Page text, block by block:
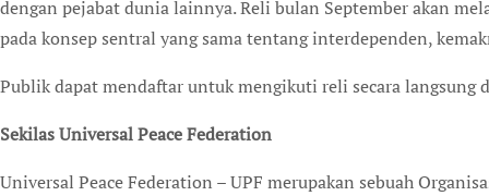
dengan pejabat dunia lainnya. Reli bulan September akan
pada konsep sentral yang sama tentang interdependen,
Publik dapat mendaftar untuk mengikuti reli secara
Sekilas Universal Peace Federation
Universal Peace Federation – UPF merupakan sebuah